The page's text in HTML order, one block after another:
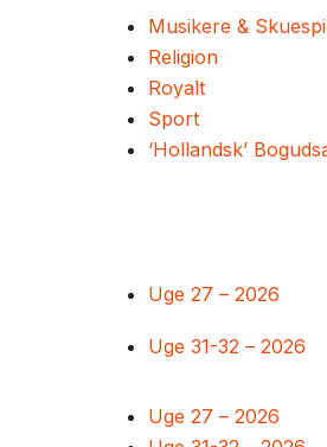
Musikere &
Religion
Royalt
Sport
‘Hollandsk’
Uge 27 – 2026
Uge 31-32 – 2026
Uge 27 – 2026